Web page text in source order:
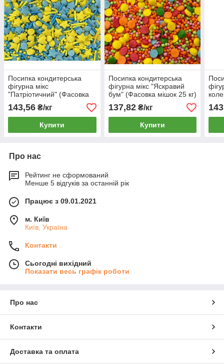
Посипка кондитерська
фігурна мікс
"Патріотичний" (Фасовка
мішок 25 кг) опт
143,56 ₴/кг
Купити
Посипка кондитерська
фігурна мікс "Яскравий
бум" (Фасовка мішок 25 кг)
опт
137,82₴/кг
Купити
25
Про нас
Рейтинг не сформований
Менше 5 відгуків за останній рік
Працює з 09.01.2021
м. Київ
Київ, Україна
Контакти
Сьогодні вихідний
Показати весь графік роботи
Про нас
Контакти
Доставка та оплата